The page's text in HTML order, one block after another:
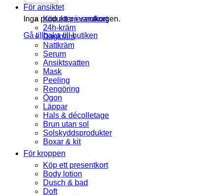
Inga produkter i varukorgen.
Gå tillbaka till butiken
För ansiktet
Köp ett presentkort
24h-kräm
Dagkräm
Nattkräm
Serum
Ansiktsvatten
Mask
Peeling
Rengöring
Ögon
Läppar
Hals & décolletage
Brun utan sol
Solskyddsprodukter
Boxar & kit
För kroppen
Köp ett presentkort
Body lotion
Dusch & bad
Doft